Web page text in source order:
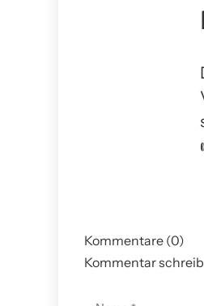
Kommentare (0)
Kommentar